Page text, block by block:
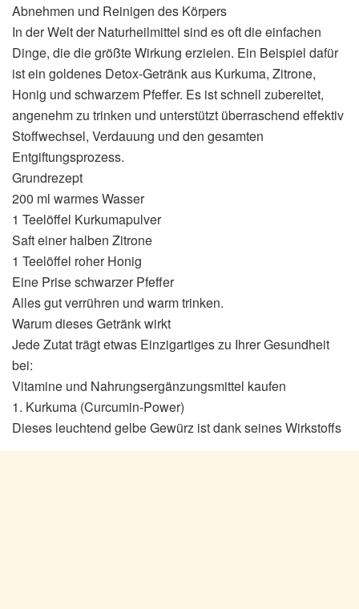
Abnehmen und Reinigen des Körpers
In der Welt der Naturheilmittel sind es oft die einfachen
Dinge, die die größte Wirkung erzielen. Ein Beispiel dafür
ist ein goldenes Detox-Getränk aus Kurkuma, Zitrone,
Honig und schwarzem Pfeffer. Es ist schnell zubereitet,
angenehm zu trinken und unterstützt überraschend effektiv
Stoffwechsel, Verdauung und den gesamten
Entgiftungsprozess.
Grundrezept
200 ml warmes Wasser
1 Teelöffel Kurkumapulver
Saft einer halben Zitrone
1 Teelöffel roher Honig
Eine Prise schwarzer Pfeffer
Alles gut verrühren und warm trinken.
Warum dieses Getränk wirkt
Jede Zutat trägt etwas Einzigartiges zu Ihrer Gesundheit
bei:
Vitamine und Nahrungsergänzungsmittel kaufen
1. Kurkuma (Curcumin-Power)
Dieses leuchtend gelbe Gewürz ist dank seines Wirkstoffs